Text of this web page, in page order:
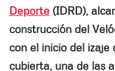
Deporte (IDRD),
construcción del
con el inicio del
cubierta, una de las